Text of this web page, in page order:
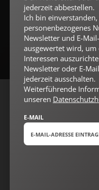
AGB und
jederzeit abbestellen.
Ich bin
personenbezogenes
Newsletter und E-
ausgewertet wird, um
Interessen
Newsletter oder E-
jederzeit ausschalten.
Weiterführende
unseren
E-MAIL